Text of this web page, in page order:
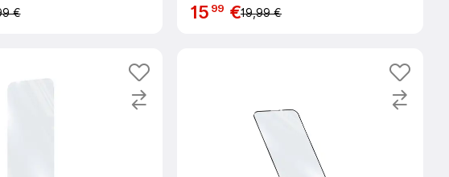
€ 15 99 €19,99 €